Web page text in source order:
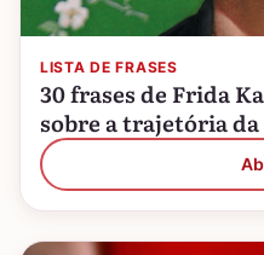
LISTA DE FRASES
30 frases de Frida
sobre a trajetória